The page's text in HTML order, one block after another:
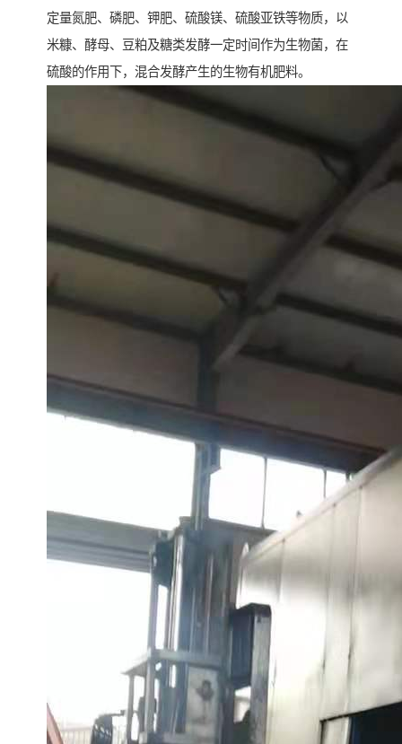
定量氮肥、磷肥、钾肥、硫酸镁、硫酸亚铁等物质，以
米糠、酵母、豆粕及糖类发酵一定时间作为生物菌，在
硫酸的作用下，混合发酵产生的生物有机肥料。